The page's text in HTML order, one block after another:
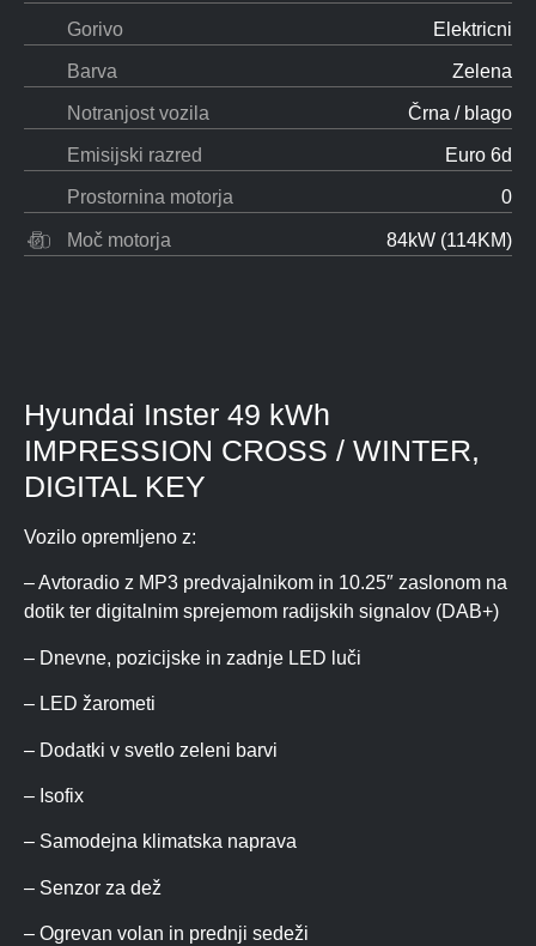
Gorivo Elektricni
Barva Zelena
Notranjost vozila Črna / blago
Emisijski razred Euro 6d
Prostornina motorja 0
Moč motorja 84kW (114KM)
Hyundai Inster 49 kWh
IMPRESSION CROSS / WINTER,
DIGITAL KEY
Vozilo opremljeno z:
– Avtoradio z MP3 predvajalnikom in 10.25″ zaslonom na
dotik ter digitalnim sprejemom radijskih signalov (DAB+)
– Dnevne, pozicijske in zadnje LED luči
– LED žarometi
– Dodatki v svetlo zeleni barvi
– Isofix
– Samodejna klimatska naprava
– Senzor za dež
– Ogrevan volan in prednji sedeži